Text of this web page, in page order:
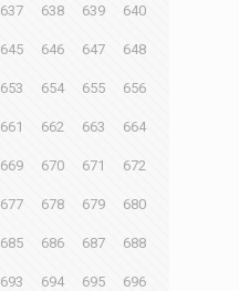
637 638 639 640
645 646 647 648
653 654 655 656
661 662 663 664
669 670 671 672
677 678 679 680
685 686 687 688
693 694 695 696